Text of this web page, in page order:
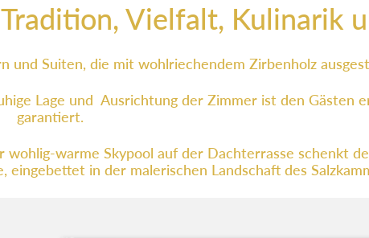
Vielfalt, Kulinarik
und Suiten, die mit wohlriechendem Zirbenholz
Lage und Ausrichtung der Zimmer ist den Gästen
garantiert.
warme Skypool auf der Dachterrasse schenkt
in der malerischen Landschaft des